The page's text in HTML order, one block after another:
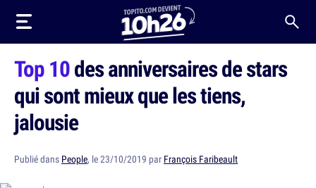
Top 10des anniversaires de stars
qui sont mieux que les tiens,
jalousie
Publié dans People, le 23/10/2019 par François Faribeault